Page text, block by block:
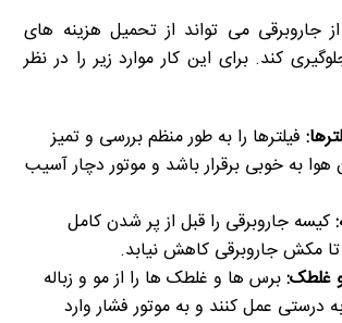
جاروبرقی می تواند از تحمیل هزینه های
کند. برای این کار موارد زیر را در نظر
فیلترها را به طور منظم بررسی و تمیز
هوا به خوبی برقرار باشد و موتور دچار آسیب
کیسه جاروبرقی را قبل از پر شدن کامل
مکش جاروبرقی کاهش نیابد.
غلطک:برس ها و غلطک ها را از مو و زباله
درستی عمل کنند و به موتور فشار وارد